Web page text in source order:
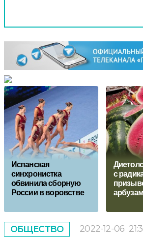
Испанская
синхронистка
обвинила сборную
России в воровстве
с
арбузам
ОБЩЕСТВО 2022-12-06